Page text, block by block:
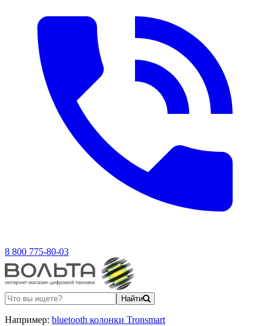
8 800 775-80-03
Найти
Например: bluetooth колонки Tronsmart